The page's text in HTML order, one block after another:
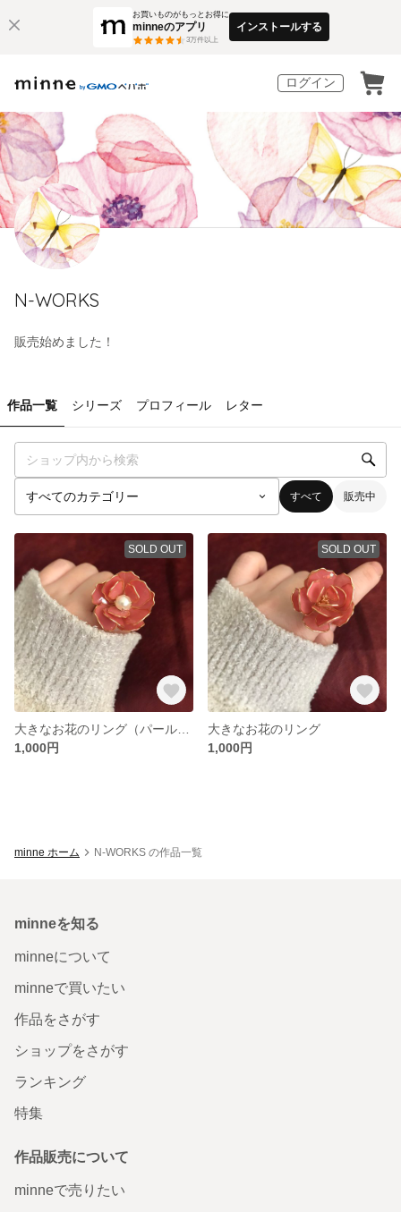
お買いものがもっとお得に
minneのアプリ
3万件以上
インストールする
ログイン
N-WORKS
販売始めました！
作品一覧 シリーズ プロフィール レター
すべて 販売中
SOLD OUT
1,000円
SOLD OUT
大きなお花のリング
1,000円
minne ホーム N-WORKS の作品一覧
minneを知る
minneについて
minneで買いたい
作品をさがす
ショップをさがす
ランキング
特集
作品販売について
minneで売りたい